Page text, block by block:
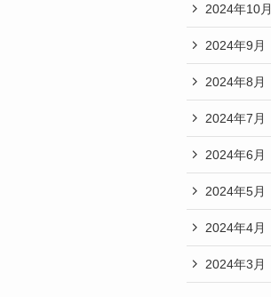
2024年10月
2024年9月
2024年8月
2024年7月
2024年6月
2024年5月
2024年4月
2024年3月